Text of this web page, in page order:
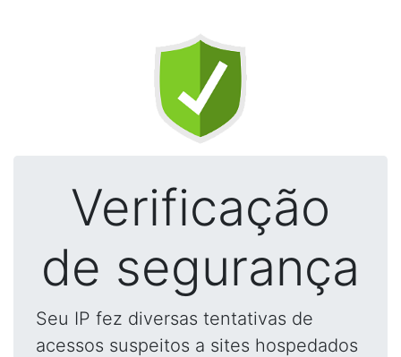
Verificação
de segurança
Seu IP fez diversas tentativas de
acessos suspeitos a sites hospedados